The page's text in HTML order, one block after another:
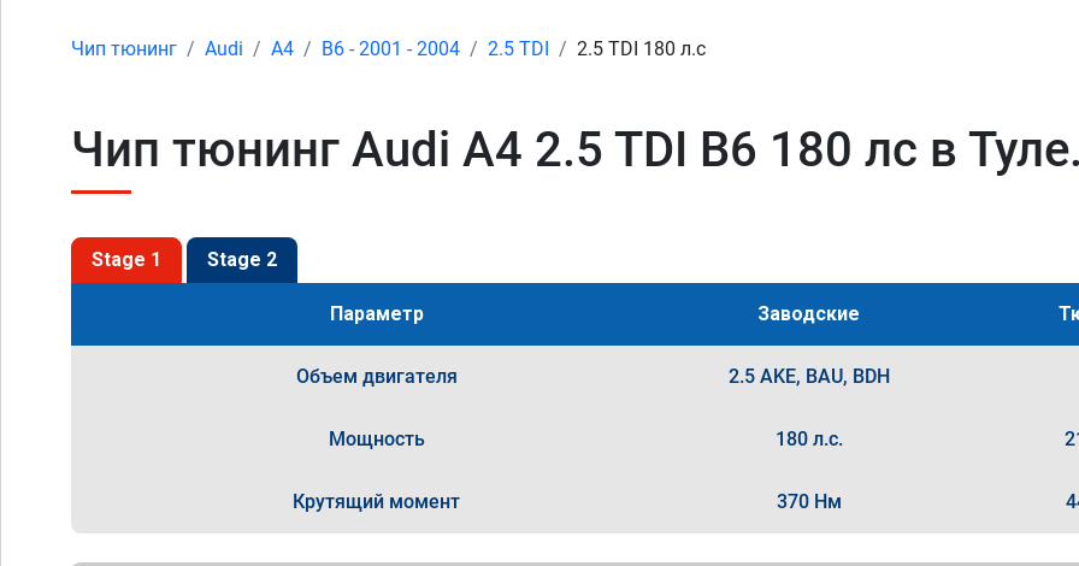
Чип тюнинг Audi A4 B6 - 2001 - 2004 2.5 TDI 2.5 TDI 180 л.с
Чип тюнинг Audi A4 2.5 TDI B6 180 лс в Туле.
Stage 1 Stage 2
Параметр Заводские
Объем двигателя 2.5 AKE, BAU, BDH
Мощность 180 л.с.
Крутящий момент 370 Нм